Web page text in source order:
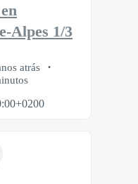
Alpes 1/3
atrás